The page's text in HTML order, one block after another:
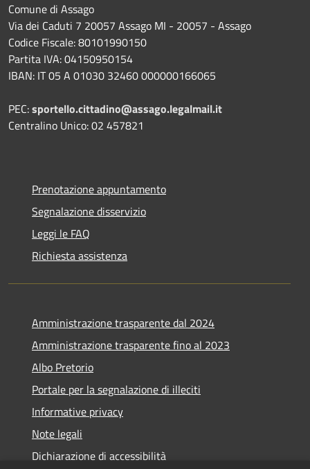
Comune di Assago
Via dei Caduti 7 20057 Assago MI - 20057 - Assago
Codice Fiscale: 80101990150
Partita IVA: 04150950154
IBAN: IT 05 A 01030 32460 000000166065
PEC:sportello.cittadino@assago.legalmail.it
Centralino Unico: 02 457821
Prenotazione appuntamento
Segnalazione disservizio
Leggi le FAQ
Richiesta assistenza
Amministrazione trasparente dal 2024
Amministrazione trasparente fino al 2023
Albo Pretorio
Portale per la segnalazione di illeciti
Informative privacy
Note legali
Dichiarazione di accessibilità